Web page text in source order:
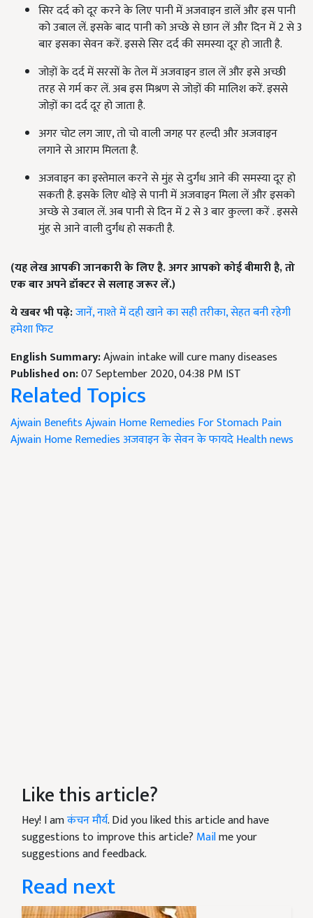
सिर दर्द को दूर करने के लिए पानी में अजवाइन डालें और इस पानी
को उबाल लें. इसके बाद पानी को अच्छे से छान लें और दिन में 2 से 3
बार इसका सेवन करें. इससे सिर दर्द की समस्या दूर हो जाती है.
जोड़ों के दर्द में सरसों के तेल में अजवाइन डाल लें और इसे अच्छी
तरह से गर्म कर लें. अब इस मिश्रण से जोड़ों की मालिश करें. इससे
जोड़ों का दर्द दूर हो जाता है.
अगर चोट लग जाए, तो चो वाली जगह पर हल्दी और अजवाइन
लगाने से आराम मिलता है.
अजवाइन का इस्तेमाल करने से मुंह से दुर्गंध आने की समस्या दूर हो
सकती है. इसके लिए थोड़े से पानी में अजवाइन मिला लें और इसको
अच्छे से उबाल लें. अब पानी से दिन में 2 से 3 बार कुल्ला करें . इससे
मुंह से आने वाली दुर्गंध हो सकती है.
(यह लेख आपकी जानकारी के लिए है.अगर आपको कोई बीमारी है, तो
एक बार अपने डॉक्टर से सलाह जरूर लें.)
ये खबर भी पढ़े:जानें, नाश्ते में दही खाने का सही तरीका, सेहत बनी रहेगी
हमेशा फिट
English Summary:Ajwain intake will cure many diseases
Published on:07 September 2020, 04:38 PM IST
Related Topics
Ajwain BenefitsAjwain Home Remedies For Stomach Pain
Ajwain Home Remediesअजवाइन के सेवन के फायदेHealth news
Like this article?
Hey! I amकंचन मौर्य. Did you liked this article and have
suggestions to improve this article? Mailme your
suggestions and feedback.
Read next